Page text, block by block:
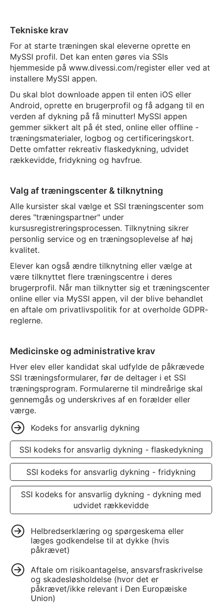
Tekniske krav
For at starte træningen skal eleverne oprette en
MySSI profil. Det kan enten gøres via SSIs
hjemmeside på www.divessi.com/register eller ved at
installere MySSI appen.
Du skal blot downloade appen til enten iOS eller
Android, oprette en brugerprofil og få adgang til en
verden af dykning på få minutter! MySSI appen
gemmer sikkert alt på ét sted, online eller offline -
træningsmaterialer, logbog og certificeringskort.
Dette omfatter rekreativ flaskedykning, udvidet
rækkevidde, fridykning og havfrue.
Valg af træningscenter & tilknytning
Alle kursister skal vælge et SSI træningscenter som
deres "træningspartner" under
kursusregistreringsprocessen. Tilknytning sikrer
personlig service og en træningsoplevelse af høj
kvalitet.
Elever kan også ændre tilknytning eller vælge at
være tilknyttet flere træningscentre i deres
brugerprofil. Når man tilknytter sig et træningscenter
online eller via MySSI appen, vil der blive behandlet
en aftale om privatlivspolitik for at overholde GDPR-
reglerne.
Medicinske og administrative krav
Hver elev eller kandidat skal udfylde de påkrævede
SSI træningsformularer, før de deltager i et SSI
træningsprogram. Formularerne til mindreårige skal
gennemgås og underskrives af en forælder eller
værge.
Kodeks for ansvarlig dykning
SSI kodeks for ansvarlig dykning - flaskedykning
SSI kodeks for ansvarlig dykning - fridykning
SSI kodeks for ansvarlig dykning - dykning med
udvidet rækkevidde
Helbredserklæring og spørgeskema eller
læges godkendelse til at dykke (hvis
påkrævet)
Aftale om risikoantagelse, ansvarsfraskrivelse
og skadesløsholdelse (hvor det er
påkrævet/ikke relevant i Den Europæiske
Union)